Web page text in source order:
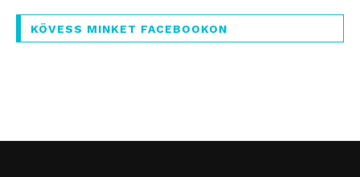
KÖVESS MINKET FACEBOOKON